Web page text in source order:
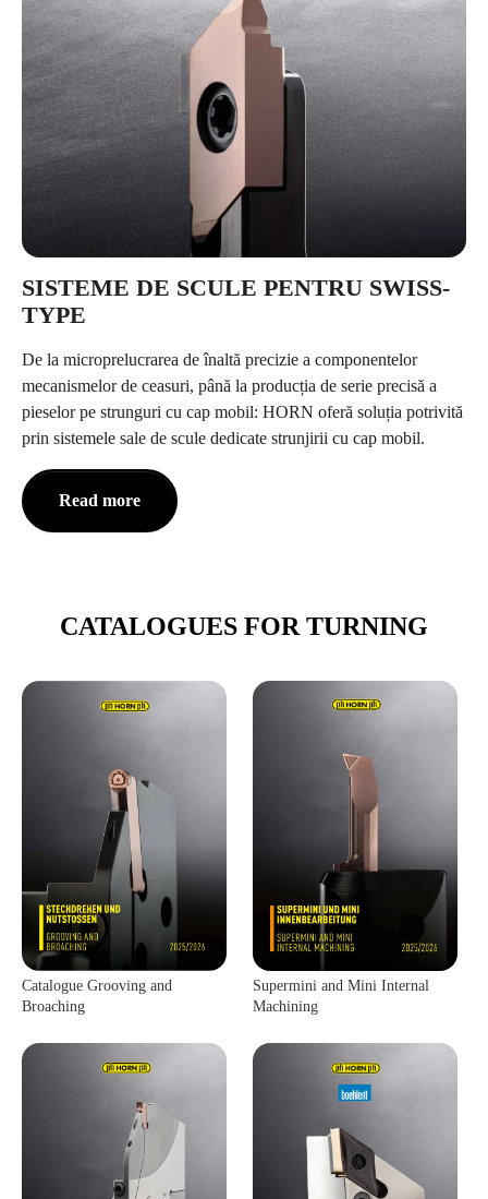
SISTEME DE SCULE PENTRU SWISS-
TYPE
De la microprelucrarea de înaltă precizie a componentelor
mecanismelor de ceasuri, până la producția de serie precisă a
pieselor pe strunguri cu cap mobil: HORN oferă soluția potrivită
prin sistemele sale de scule dedicate strunjirii cu cap mobil.
Read more
Catalogue Grooving and
Broaching
Supermini and Mini Internal
Machining
CATALOGUES FOR TURNING